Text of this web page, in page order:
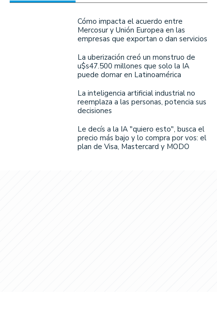
Cómo impacta el acuerdo entre
Mercosur y Unión Europea en las
empresas que exportan o dan servicios
La uberización creó un monstruo de
u$s47.500 millones que solo la IA
puede domar en Latinoamérica
La inteligencia artificial industrial no
reemplaza a las personas, potencia sus
decisiones
Le decís a la IA "quiero esto", busca el
precio más bajo y lo compra por vos: el
plan de Visa, Mastercard y MODO